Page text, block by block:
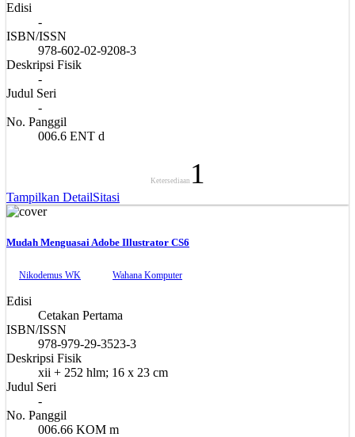
Edisi
-
ISBN/ISSN
978-602-02-9208-3
Deskripsi Fisik
-
Judul Seri
-
No. Panggil
006.6 ENT d
Ketersediaan 1
Tampilkan DetailSitasi
Mudah Menguasai Adobe Illustrator CS6
Nikodemus WK Wahana Komputer
Edisi
Cetakan Pertama
ISBN/ISSN
978-979-29-3523-3
Deskripsi Fisik
xii + 252 hlm; 16 x 23 cm
Judul Seri
-
No. Panggil
006.66 KOM m